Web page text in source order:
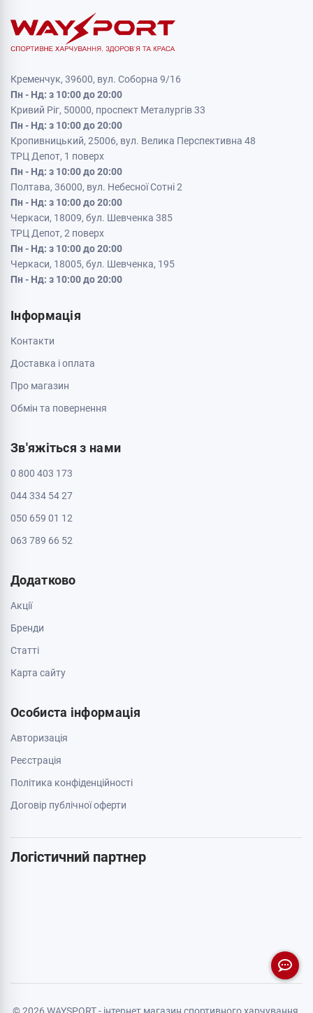
Кременчук, 39600, вул. Соборна 9/16
Пн - Нд: з 10:00 до 20:00
Кривий Ріг, 50000, проспект Металургів 33
Пн - Нд: з 10:00 до 20:00
Кропивницький, 25006, вул. Велика Перспективна 48
ТРЦ Депот, 1 поверх
Пн - Нд: з 10:00 до 20:00
Полтава, 36000, вул. Небесної Сотні 2
Пн - Нд: з 10:00 до 20:00
Черкаси, 18009, бул. Шевченка 385
ТРЦ Депот, 2 поверх
Пн - Нд: з 10:00 до 20:00
Черкаси, 18005, бул. Шевченка, 195
Пн - Нд: з 10:00 до 20:00
Інформація
Контакти
Доставка і оплата
Про магазин
Обмін та повернення
Зв'яжіться з нами
0 800 403 173
044 334 54 27
050 659 01 12
063 789 66 52
Додатково
Акції
Бренди
Cтатті
Карта сайту
Особиста інформація
Авторизація
Реєстрація
Політика конфіденційності
Договір публічної оферти
Логістичний партнер